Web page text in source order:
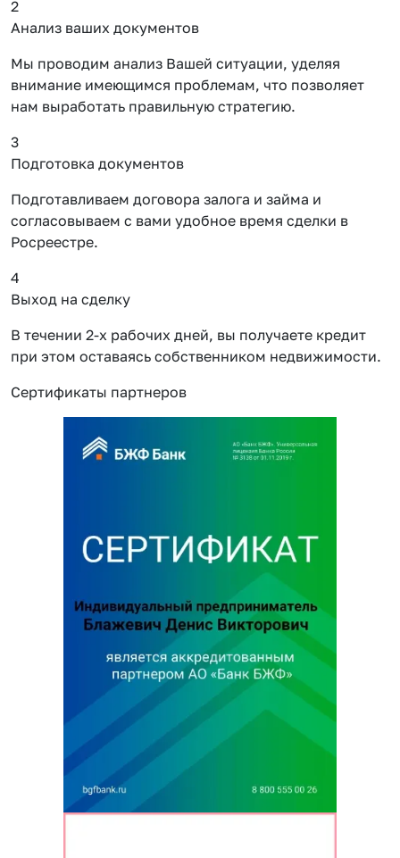
2
Анализ ваших документов
Мы проводим анализ Вашей ситуации, уделяя
внимание имеющимся проблемам, что позволяет
нам выработать правильную стратегию.
3
Подготовка документов
Подготавливаем договора залога и займа и
согласовываем с вами удобное время сделки в
Росреестре.
4
Выход на сделку
В течении 2-х рабочих дней, вы получаете кредит
при этом оставаясь собственником недвижимости.
Сертификаты партнеров